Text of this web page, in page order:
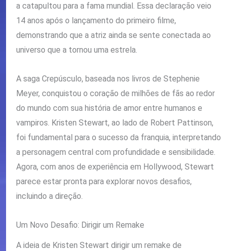
a catapultou para a fama mundial. Essa declaração veio
14 anos após o lançamento do primeiro filme,
demonstrando que a atriz ainda se sente conectada ao
universo que a tornou uma estrela.
A saga Crepúsculo, baseada nos livros de Stephenie
Meyer, conquistou o coração de milhões de fãs ao redor
do mundo com sua história de amor entre humanos e
vampiros. Kristen Stewart, ao lado de Robert Pattinson,
foi fundamental para o sucesso da franquia, interpretando
a personagem central com profundidade e sensibilidade.
Agora, com anos de experiência em Hollywood, Stewart
parece estar pronta para explorar novos desafios,
incluindo a direção.
Um Novo Desafio: Dirigir um Remake
A ideia de Kristen Stewart dirigir um remake de